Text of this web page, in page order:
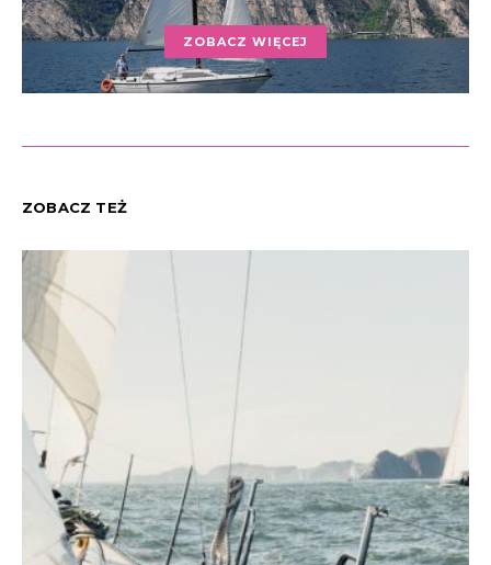
ZOBACZ WIĘCEJ
ZOBACZ TEŻ